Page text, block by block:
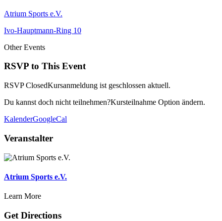
Atrium Sports e.V.
Ivo-Hauptmann-Ring 10
Other Events
RSVP to This Event
RSVP ClosedKursanmeldung ist geschlossen aktuell.
Du kannst doch nicht teilnehmen?Kursteilnahme Option ändern.
KalenderGoogleCal
Veranstalter
Atrium Sports e.V.
Learn More
Get Directions